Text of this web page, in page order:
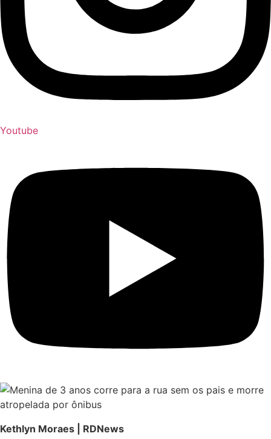
Youtube
Kethlyn Moraes | RDNews